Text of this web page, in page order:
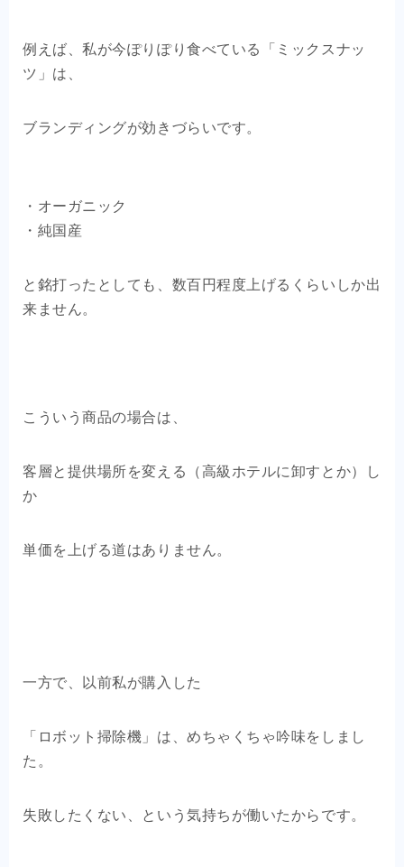
例えば、私が今ぽりぽり食べている「ミックスナッ
ツ」は、
ブランディングが効きづらいです。
・オーガニック
・純国産
と銘打ったとしても、数百円程度上げるくらいしか出
来ません。
こういう商品の場合は、
客層と提供場所を変える（高級ホテルに卸すとか）し
か
単価を上げる道はありません。
一方で、以前私が購入した
「ロボット掃除機」は、めちゃくちゃ吟味をしまし
た。
失敗したくない、という気持ちが働いたからです。